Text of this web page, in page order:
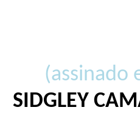
(assinado
SIDGLEY